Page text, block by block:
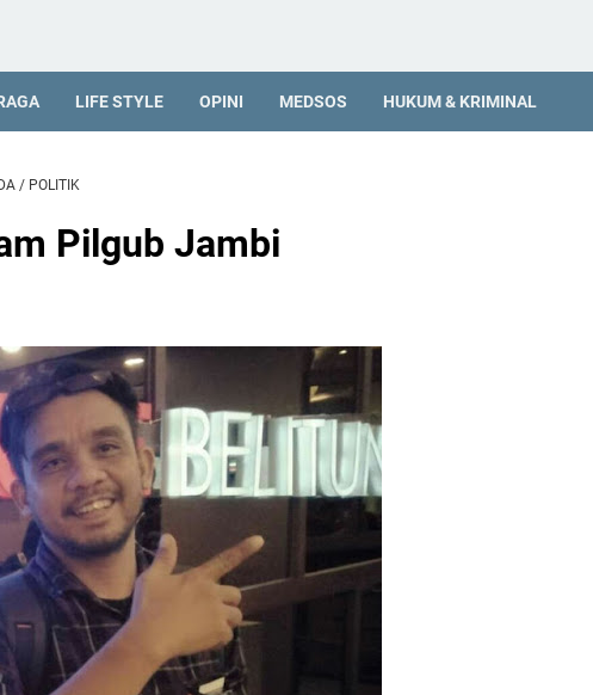
LIFE STYLE OPINI MEDSOS HUKUM & KRIMINAL
/ POLITIK
Pilgub Jambi